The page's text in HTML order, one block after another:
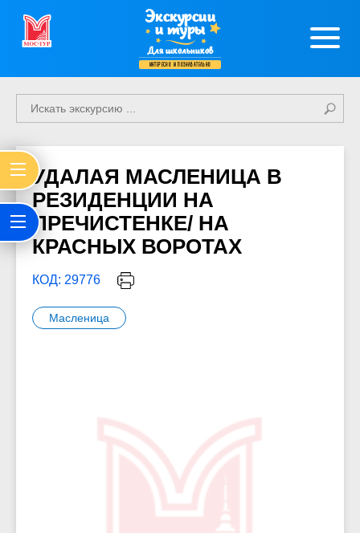
Экскурсии
и туры
Для школьников
интересно и познавательно
УДАЛАЯ МАСЛЕНИЦА В
РЕЗИДЕНЦИИ НА
ПРЕЧИСТЕНКЕ/ НА
КРАСНЫХ ВОРОТАХ
КОД: 29776
Масленица